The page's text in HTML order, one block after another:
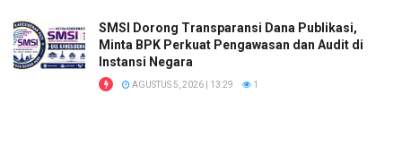
SMSI Dorong Transparansi Dana Publikasi,
Minta BPK Perkuat Pengawasan dan Audit di
Instansi Negara
AGUSTUS 5, 2026 | 13:29 1